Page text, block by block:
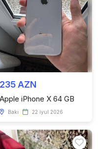
235 AZN
Apple iPhone X 64 GB
Bakı 22 iyul 2026